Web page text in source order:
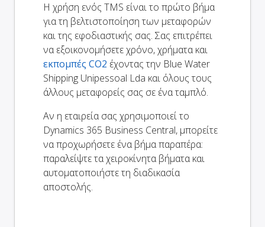
Η χρήση ενός TMS είναι το πρώτο βήμα
για τη βελτιστοποίηση των μεταφορών
και της εφοδιαστικής σας. Σας επιτρέπει
να εξοικονομήσετε χρόνο, χρήματα και
εκπομπές CO2 έχοντας την Blue Water
Shipping Unipessoal Lda και όλους τους
άλλους μεταφορείς σας σε ένα ταμπλό.
Αν η εταιρεία σας χρησιμοποιεί το
Dynamics 365 Business Central, μπορείτε
να προχωρήσετε ένα βήμα παραπέρα:
παραλείψτε τα χειροκίνητα βήματα και
αυτοματοποιήστε τη διαδικασία
αποστολής.